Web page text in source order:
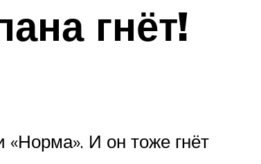
гнёт!
«Норма». И он тоже гнёт